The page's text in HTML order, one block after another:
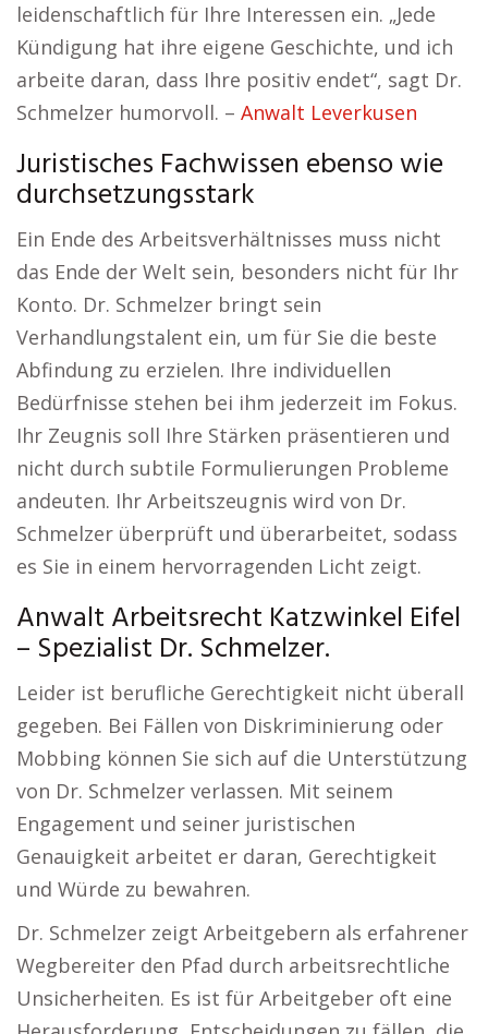
leidenschaftlich für Ihre Interessen ein. „Jede
Kündigung hat ihre eigene Geschichte, und ich
arbeite daran, dass Ihre positiv endet“, sagt Dr.
Schmelzer humorvoll. – Anwalt Leverkusen
Juristisches Fachwissen ebenso wie
durchsetzungsstark
Ein Ende des Arbeitsverhältnisses muss nicht
das Ende der Welt sein, besonders nicht für Ihr
Konto. Dr. Schmelzer bringt sein
Verhandlungstalent ein, um für Sie die beste
Abfindung zu erzielen. Ihre individuellen
Bedürfnisse stehen bei ihm jederzeit im Fokus.
Ihr Zeugnis soll Ihre Stärken präsentieren und
nicht durch subtile Formulierungen Probleme
andeuten. Ihr Arbeitszeugnis wird von Dr.
Schmelzer überprüft und überarbeitet, sodass
es Sie in einem hervorragenden Licht zeigt.
Anwalt Arbeitsrecht Katzwinkel Eifel
– Spezialist Dr. Schmelzer.
Leider ist berufliche Gerechtigkeit nicht überall
gegeben. Bei Fällen von Diskriminierung oder
Mobbing können Sie sich auf die Unterstützung
von Dr. Schmelzer verlassen. Mit seinem
Engagement und seiner juristischen
Genauigkeit arbeitet er daran, Gerechtigkeit
und Würde zu bewahren.
Dr. Schmelzer zeigt Arbeitgebern als erfahrener
Wegbereiter den Pfad durch arbeitsrechtliche
Unsicherheiten. Es ist für Arbeitgeber oft eine